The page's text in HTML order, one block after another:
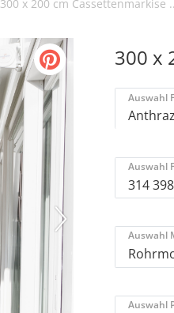
300 x 200 cm Cassettenmarkise
300 x
Auswahl
Auswahl
Auswahl
Auswahl